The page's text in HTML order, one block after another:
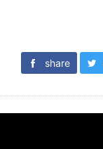
share